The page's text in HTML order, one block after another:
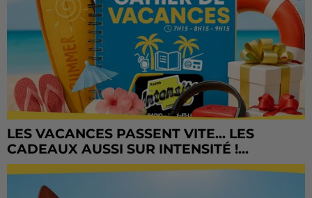
LES VACANCES PASSENT VITE... LES
CADEAUX AUSSI SUR INTENSITÉ !...